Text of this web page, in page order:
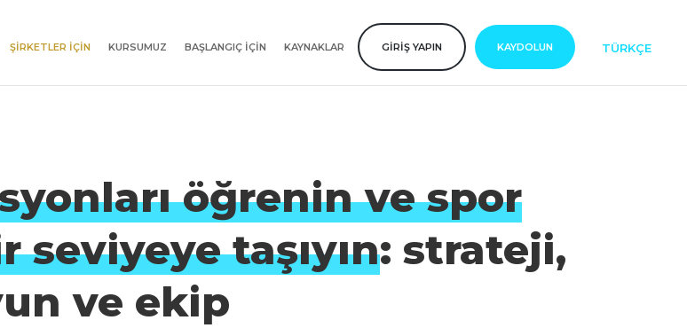
ŞIRKETLER IÇIN KURSUMUZ BAŞLANGIÇ IÇIN KAYNAKLAR GIRIŞ YAPIN KAYDOLUN TÜRKÇE
öğrenin ve spor
taşıyın: strateji,
ve ekip